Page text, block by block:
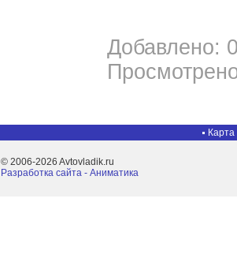
Добавлено:
Карта
© 2006-2026 Avtovladik.ru
Разработка сайта - Aниматика